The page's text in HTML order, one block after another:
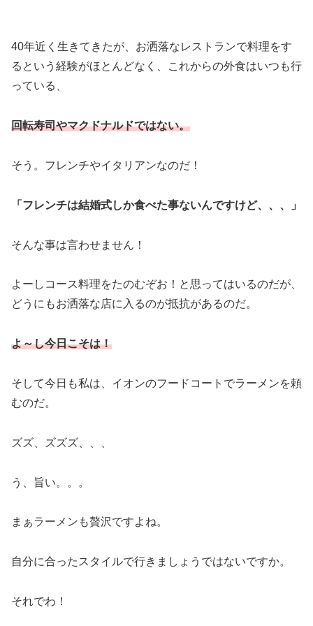
40年近く生きてきたが、お洒落なレストランで料理をす
るという経験がほとんどなく、これからの外食はいつも行
っている、
回転寿司やマクドナルドではない。
そう。フレンチやイタリアンなのだ！
「フレンチは結婚式しか食べた事ないんですけど、、、」
そんな事は言わせません！
よーしコース料理をたのむぞお！と思ってはいるのだが、
どうにもお洒落な店に入るのが抵抗があるのだ。
よ～し今日こそは！
そして今日も私は、イオンのフードコートでラーメンを頼
むのだ。
ズズ、ズズズ、、、
う、旨い。。。
まぁラーメンも贅沢ですよね。
自分に合ったスタイルで行きましょうではないですか。
それでわ！